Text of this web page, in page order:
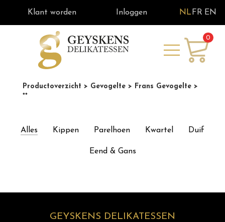
Klant worden Inloggen NL FR EN
0
Productoverzicht > Gevogelte > Frans Gevogelte >
**
Alles Kippen Parelhoen Kwartel Duif
Eend & Gans
GEYSKENS DELIKATESSEN